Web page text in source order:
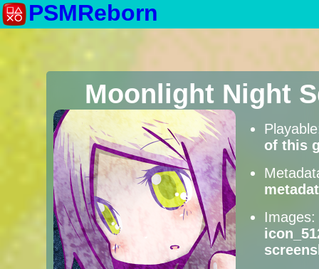
PSMReborn
Moonlight Night
of this
Images: